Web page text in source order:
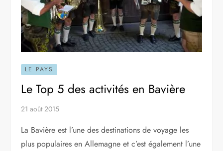
LE PAYS
Le Top 5 des activités en Bavière
21 août 2015
La Bavière est l’une des destinations de voyage les
plus populaires en Allemagne et c’est également l’une